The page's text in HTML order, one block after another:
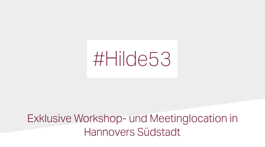
#Hilde53
Exklusive Workshop- und Meetinglocation in
Hannovers Südstadt